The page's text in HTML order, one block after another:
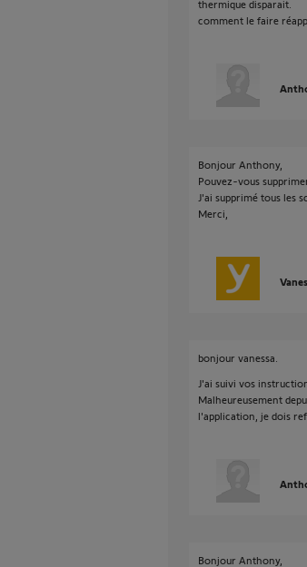
thermique disparait.
comment le faire
Bonjour Anthony,
Pouvez-vous
J'ai supprimé tous les
Merci,
bonjour vanessa.
J'ai suivi vos
Malheureusement
l'application, je dois
Bonjour Anthony,